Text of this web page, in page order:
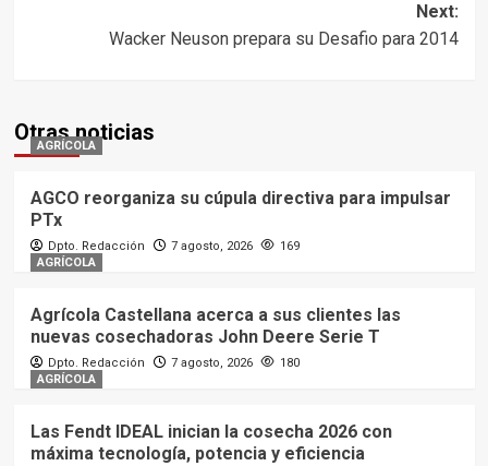
Next:
Wacker Neuson prepara su Desafio para 2014
Otras noticias
AGRÍCOLA
AGCO reorganiza su cúpula directiva para impulsar
PTx
Dpto. Redacción 7 agosto, 2026
169
AGRÍCOLA
Agrícola Castellana acerca a sus clientes las
nuevas cosechadoras John Deere Serie T
Dpto. Redacción 7 agosto, 2026
180
AGRÍCOLA
Las Fendt IDEAL inician la cosecha 2026 con
máxima tecnología, potencia y eficiencia